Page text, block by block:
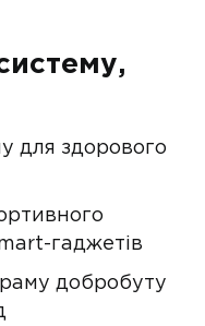
для здорового
гаджетів
добробуту